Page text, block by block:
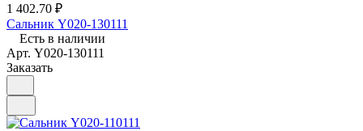
1 402.70 ₽
Сальник Y020-130111
Есть в наличии
Арт. Y020-130111
Заказать